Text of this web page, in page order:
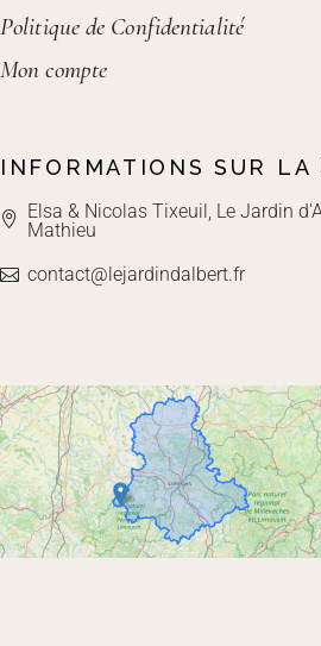
Politique de Confidentialité
Mon compte
INFORMATIONS SUR LA
Elsa & Nicolas Tixeuil, Le Jardin
Mathieu
contact@lejardindalbert.fr